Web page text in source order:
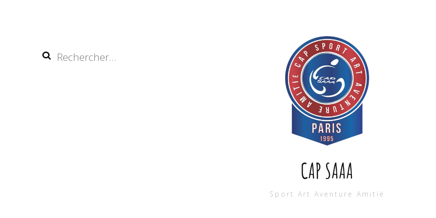
Rechercher :
CAP SAAA
Sport Art Aventure Amitié